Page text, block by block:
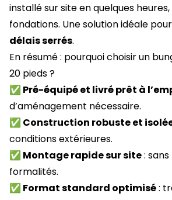
installé sur site en quelques
fondations. Une solution idéale
délais serrés.
En résumé : pourquoi choisir un
20 pieds ?
✅ Pré-équipé et livré prêt à
d’aménagement nécessaire.
✅ Construction robuste et
conditions extérieures.
✅ Montage rapide sur site:
formalités.
✅ Format standard optimisé: